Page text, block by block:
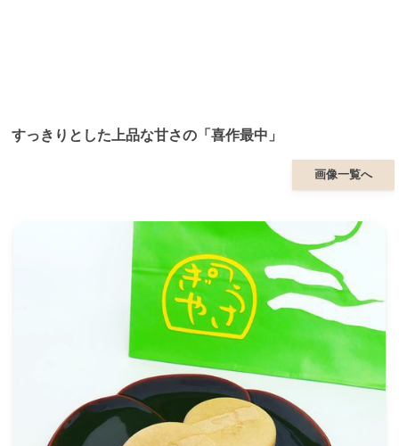
すっきりとした上品な甘さの「喜作最中」
画像一覧へ